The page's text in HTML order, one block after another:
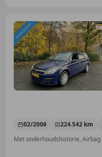
02/2006 224.542 km